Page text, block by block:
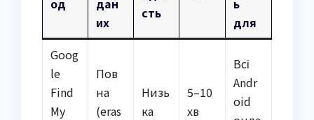
од
дан
их
сть
ь
для
Goog
le
Find
My
Пов
на
(eras
Низь
ка
5–10
хв
Всі
Andr
oid